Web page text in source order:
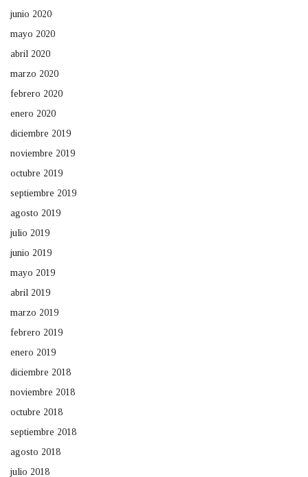
junio 2020
mayo 2020
abril 2020
marzo 2020
febrero 2020
enero 2020
diciembre 2019
noviembre 2019
octubre 2019
septiembre 2019
agosto 2019
julio 2019
junio 2019
mayo 2019
abril 2019
marzo 2019
febrero 2019
enero 2019
diciembre 2018
noviembre 2018
octubre 2018
septiembre 2018
agosto 2018
julio 2018